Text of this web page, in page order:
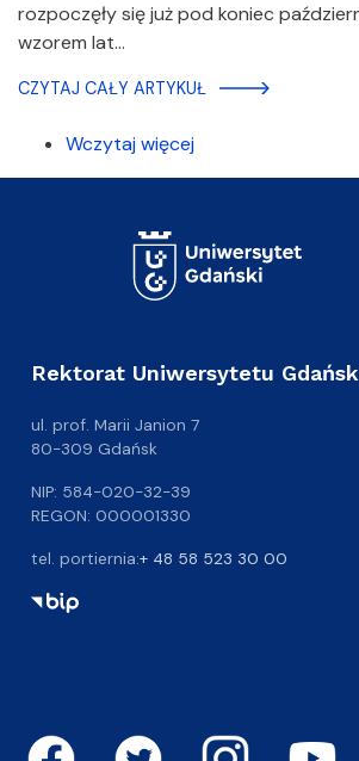
rozpoczęły się już pod koniec
wzorem lat…
CZYTAJ CAŁY ARTYKUŁ
Wczytaj więcej
Rektorat Uniwersytetu
ul. prof. Marii Janion 7
80-309 Gdańsk
NIP: 584-020-32-39
REGON: 000001330
tel. portiernia:+ 48 58 523 30 00